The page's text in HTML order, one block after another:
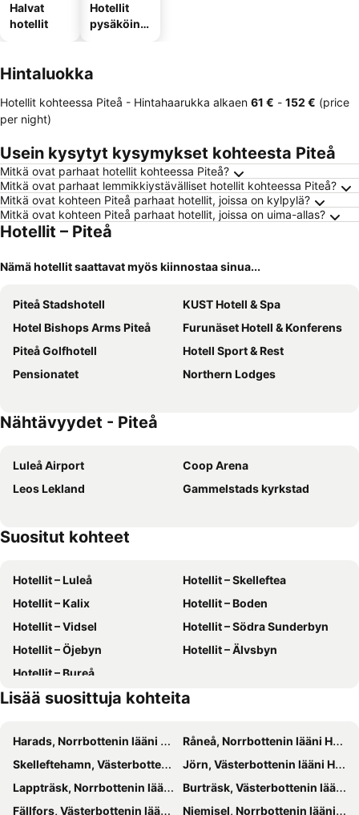
Halvat
hotellit
Hotellit
pysäköinni
Hintaluokka
Hotellit kohteessa Piteå - Hintahaarukka alkaen ‎61 € - ‎152 € (price
per night)
Usein kysytyt kysymykset kohteesta Piteå
Mitkä ovat parhaat hotellit kohteessa Piteå?
Mitkä ovat parhaat lemmikkiystävälliset hotellit kohteessa Piteå?
Mitkä ovat kohteen Piteå parhaat hotellit, joissa on kylpylä?
Mitkä ovat kohteen Piteå parhaat hotellit, joissa on uima-allas?
Hotellit – Piteå
Nämä hotellit saattavat myös kiinnostaa sinua...
Piteå Stadshotell
KUST Hotell & Spa
Hotel Bishops Arms Piteå
Furunäset Hotell & Konferens
Piteå Golfhotell
Hotell Sport & Rest
Pensionatet
Northern Lodges
Nähtävyydet - Piteå
Luleå Airport
Coop Arena
Leos Lekland
Gammelstads kyrkstad
Suositut kohteet
Hotellit – Luleå
Hotellit – Skelleftea
Hotellit – Kalix
Hotellit – Boden
Hotellit – Vidsel
Hotellit – Södra Sunderbyn
Hotellit – Öjebyn
Hotellit – Älvsbyn
Hotellit – Bureå
Lisää suosittuja kohteita
Harads, Norrbottenin lääni Hotellit
Råneå, Norrbottenin lääni Hotellit
Skelleftehamn, Västerbottenin lääni Hotellit
Jörn, Västerbottenin lääni Hotellit
Lappträsk, Norrbottenin lääni Hotellit
Burträsk, Västerbottenin lääni Hotellit
Fällfors, Västerbottenin lääni Hotellit
Niemisel, Norrbottenin lääni Hotellit